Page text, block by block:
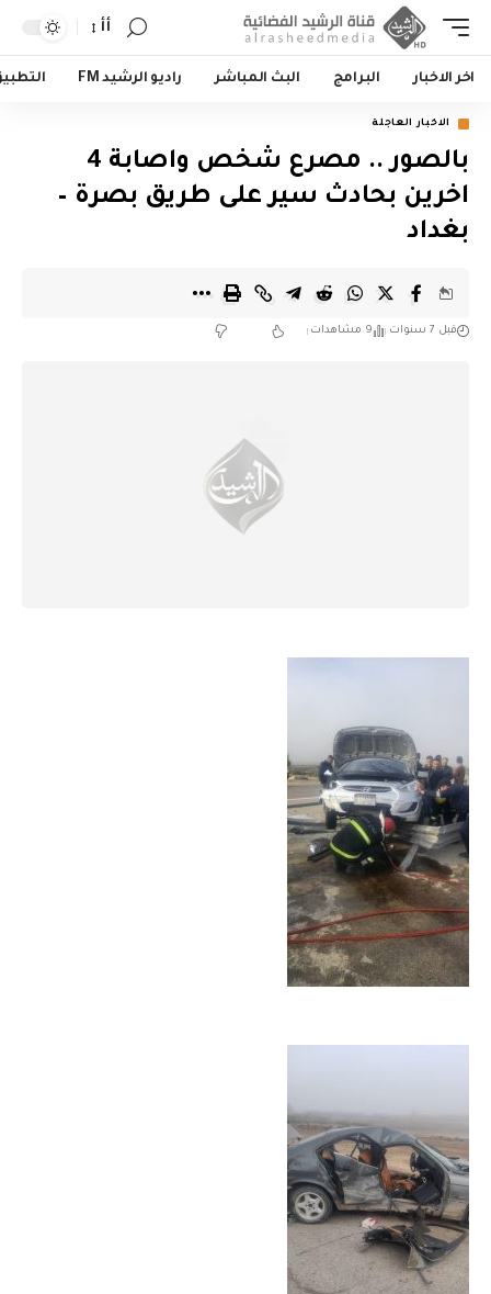
أأ
اخر الاخبار البرامج البث المباشر راديو الرشيد FM
الاخبار العاجلة
بالصور .. مصرع شخص واصابة 4
اخرين بحادث سير على طريق بصرة –
بغداد
قبل 7 سنوات 9 مشاهدات